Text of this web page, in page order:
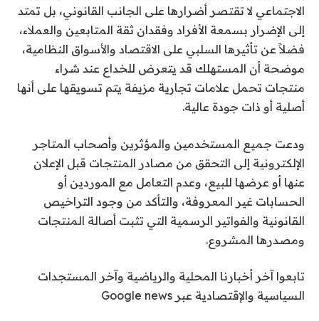
الاجتماعي لا تقتصر أضرارها على الجانب القانوني، بل تمتد
إلى الإضرار بسمعة الأفراد وفقدان ثقة المتابعين والعملاء،
فضلاً عن تأثيرها السلبي على الاقتصاد والأسواق النظامية،
موضحة أن المستهلك قد يتعرض للخداع عند شراء
منتجات تحمل علامات تجارية مزيفة يتم تسويقها على أنها
أصلية أو ذات جودة عالية.
ودعت جميع المستخدمين والمؤثرين وأصحاب المتاجر
الإلكترونية إلى التحقق من مصادر المنتجات قبل الإعلان
عنها أو عرضها للبيع، وعدم التعامل مع الموردين أو
الحسابات غير المعروفة، والتأكد من وجود التراخيص
القانونية والفواتير الرسمية التي تثبت أصالة المنتجات
ومصدرها المشروع.
تابعوا آخر أخبارنا المحلية والرياضية وآخر المستجدات
السياسية والإقتصادية عبر Google news